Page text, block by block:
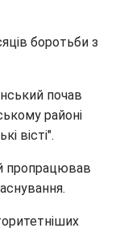
боротьби з
почав
районі
вісті".
пропрацював